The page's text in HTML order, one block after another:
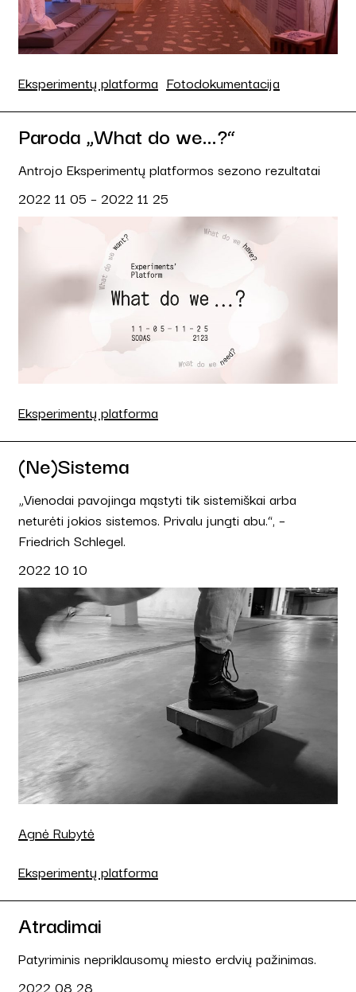
Eksperimentų platforma Fotodokumentacija
Paroda „What do we...?“
Antrojo Eksperimentų platformos sezono rezultatai
2022 11 05 – 2022 11 25
Eksperimentų platforma
(Ne)Sistema
„Vienodai pavojinga mąstyti tik sistemiškai arba
neturėti jokios sistemos. Privalu jungti abu.“, –
Friedrich Schlegel.
2022 10 10
Agnė Rubytė
Eksperimentų platforma
Atradimai
Patyriminis nepriklausomų miesto erdvių pažinimas.
2022 08 28